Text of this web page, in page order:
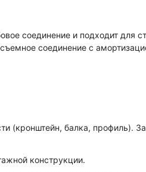
соединение и подходит для
соединение с
(кронштейн, балка, профиль).
конструкции.